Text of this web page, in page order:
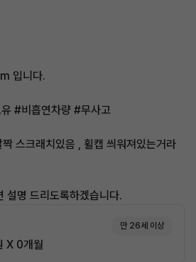
입니다.
#비흡연차량 #무사고
스크래치있음 , 휠캡 씌워져있는거라
설명 드리도록하겠습니다.
만 26세 이상
X 0개월